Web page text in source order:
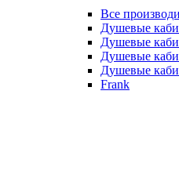
Все
Душевые
Душевые
Душевые
Душевые
Frank